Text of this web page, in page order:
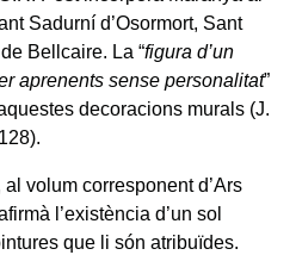
Sadurní d’Osormort, Sant
Bellcaire. La “figura d’un
aprenents sense personalitat”
decoracions murals (J.
volum corresponent d’Ars
l’existència d’un sol
que li són atribuïdes.